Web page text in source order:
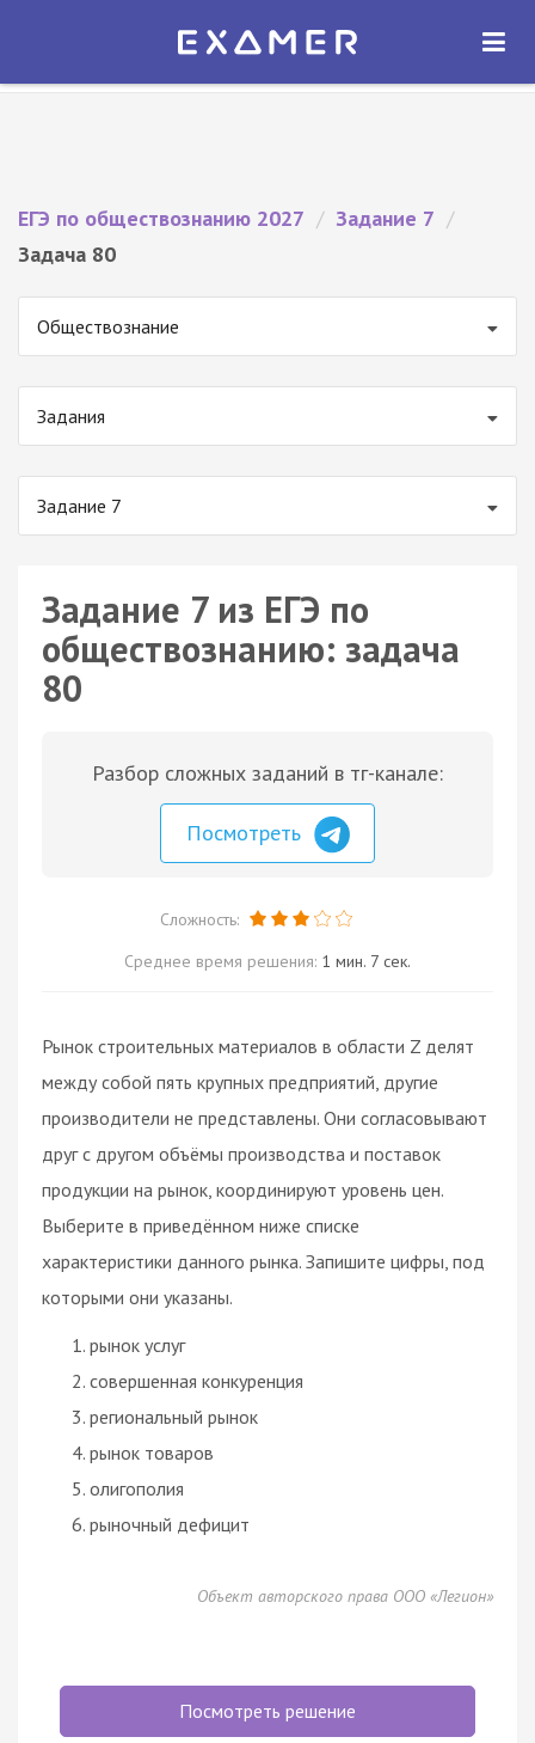
Экзамер — ЕГЭ 2027
ОТКРЫТЬ
ЕГЭ по обществознанию 2027 / Задание 7 /
Задача 80
Обществознание
Задания
Задание 7
Задание 7 из ЕГЭ по
обществознанию: задача
80
Разбор сложных заданий в тг-канале:
Посмотреть
Сложность:
Среднее время решения: 1 мин. 7 сек.
Рынок строительных материалов в области Z делят
между собой пять крупных предприятий, другие
производители не представлены. Они согласовывают
друг с другом объёмы производства и поставок
продукции на рынок, координируют уровень цен.
Выберите в приведённом ниже списке
характеристики данного рынка. Запишите цифры, под
которыми они указаны.
рынок услуг
совершенная конкуренция
региональный рынок
рынок товаров
олигополия
рыночный дефицит
Объект авторского права ООО «Легион»
Посмотреть решение